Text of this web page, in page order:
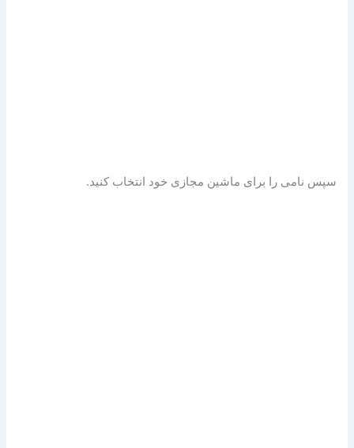
سپس نامی را برای ماشین مجازی خود انتخاب کنید.